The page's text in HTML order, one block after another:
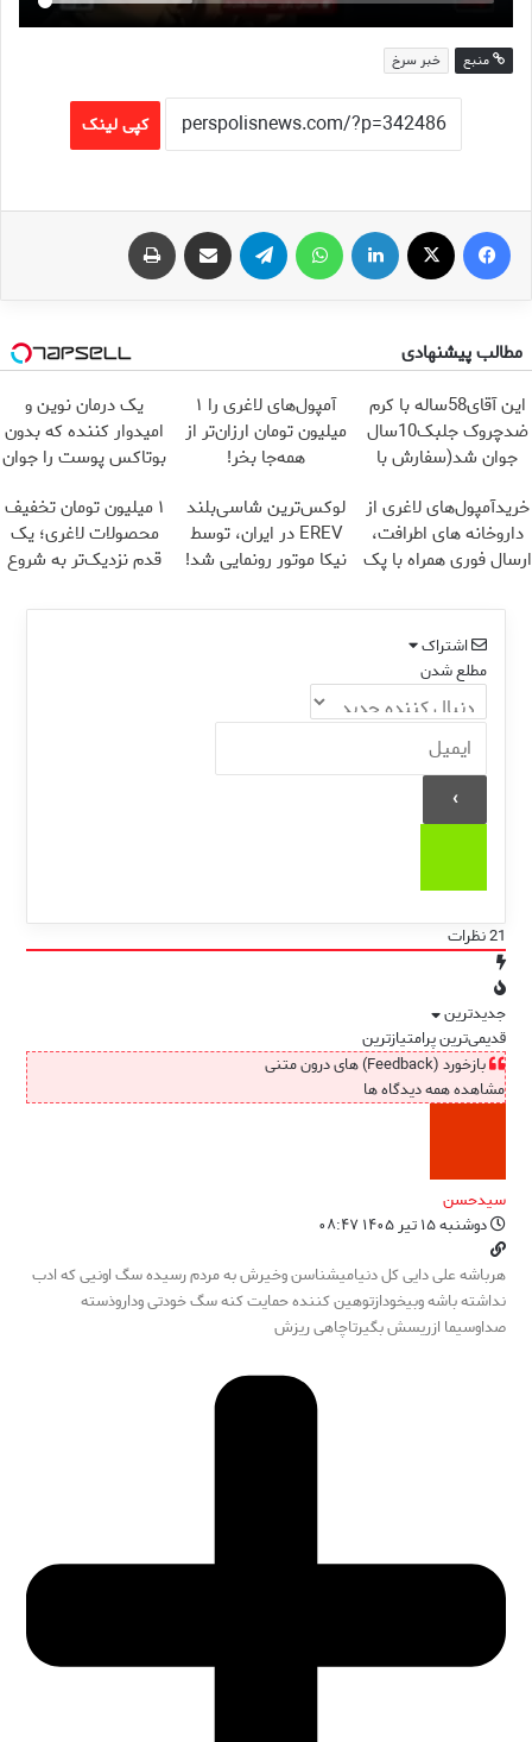
منبع خبر سرخ
کپی لینک
فیس بوک لینکدین واتس آپ تلگرام اشتراک گذاری از طریق ایمیل
مطالب پیشنهادی
این آقای58ساله با کرم
ضدچروک جلبک10سال
جوان شد(سفارش با
آمپول‌های لاغری را ۱
میلیون تومان ارزان‌تر از
همه‌جا بخر!
یک درمان نوین و
امیدوار کننده که بدون
بوتاکس پوست را جوان
خریدآمپول‌های لاغری از
داروخانه های اطرافت،
ارسال فوری همراه با پک
لوکس‌ترین شاسی‌بلند
EREV در ایران، توسط
نیکا موتور رونمایی شد!
۱ میلیون تومان تخفیف
محصولات لاغری؛ یک
قدم نزدیک‌تر به شروع
اشتراک
مطلع شدن
21نظرات
جدیدترین
قدیمی‌ترینپرامتیازترین
بازخورد (Feedback) های درون متنی
مشاهده همه دیدگاه ها
سیدحسن
دوشنبه ۱۵ تیر ۱۴۰۵ ۰۸:۴۷
هرباشه علی دایی کل دنیامیشناسن وخیرش به مردم رسیده سگ اونیی که ادب
نداشته باشه وبیخودازتوهین کننده حمایت کنه سگ خودتی وداروذسته
صداوسیما ازریسش بگیرتاچاهی ریزش